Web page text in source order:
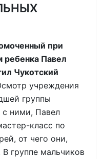
при
ребенка Павел
Чукотский
учреждения
группы
ними, Павел
класс по
от чего они,
группе мальчиков